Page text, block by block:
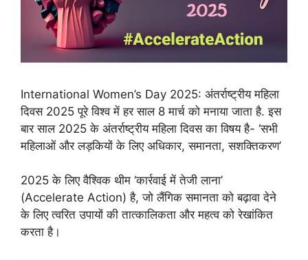
International Women’s Day 2025: अंतर्राष्ट्रीय महिला
दिवस 2025 पूरे विश्व में हर साल 8 मार्च को मनाया जाता है. इस
बार साल 2025 के अंतर्राष्ट्रीय महिला दिवस का विषय है- ‘सभी
महिलाओं और लड़कियों के लिए अधिकार, समानता, सशक्तिकरण’
2025 के लिए वैश्विक थीम ‘कार्रवाई में तेजी लाना’
(Accelerate Action) है, जो लैंगिक समानता को बढ़ावा देने
के लिए त्वरित उपायों की तात्कालिकता और महत्व को रेखांकित
करता है।